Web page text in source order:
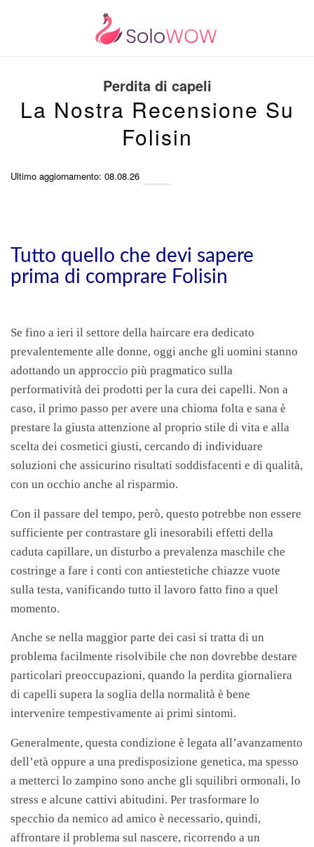
Perdita di capeli
La Nostra Recensione Su
Folisin
Ultimo aggiornamento: 08.08.26
Tutto quello che devi sapere
prima di comprare Folisin
Se fino a ieri il settore della haircare era dedicato
prevalentemente alle donne, oggi anche gli uomini stanno
adottando un approccio più pragmatico sulla
performatività dei prodotti per la cura dei capelli. Non a
caso, il primo passo per avere una chioma folta e sana è
prestare la giusta attenzione al proprio stile di vita e alla
scelta dei cosmetici giusti, cercando di individuare
soluzioni che assicurino risultati soddisfacenti e di qualità,
con un occhio anche al risparmio.
Con il passare del tempo, però, questo potrebbe non essere
sufficiente per contrastare gli inesorabili effetti della
caduta capillare, un disturbo a prevalenza maschile che
costringe a fare i conti con antiestetiche chiazze vuote
sulla testa, vanificando tutto il lavoro fatto fino a quel
momento.
Anche se nella maggior parte dei casi si tratta di un
problema facilmente risolvibile che non dovrebbe destare
particolari preoccupazioni, quando la perdita giornaliera
di capelli supera la soglia della normalità è bene
intervenire tempestivamente ai primi sintomi.
Generalmente, questa condizione è legata all’avanzamento
dell’età oppure a una predisposizione genetica, ma spesso
a metterci lo zampino sono anche gli squilibri ormonali, lo
stress e alcune cattivi abitudini. Per trasformare lo
specchio da nemico ad amico è necessario, quindi,
affrontare il problema sul nascere, ricorrendo a un